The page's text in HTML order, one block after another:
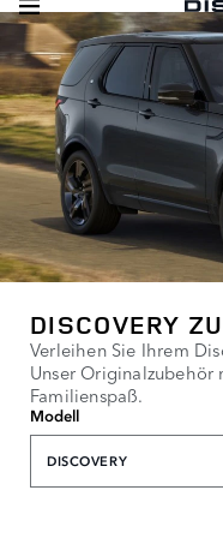
DISCOVERY
Verleihen Sie Ihrem
Unser
Familienspaß.
Modell
DISCOVERY